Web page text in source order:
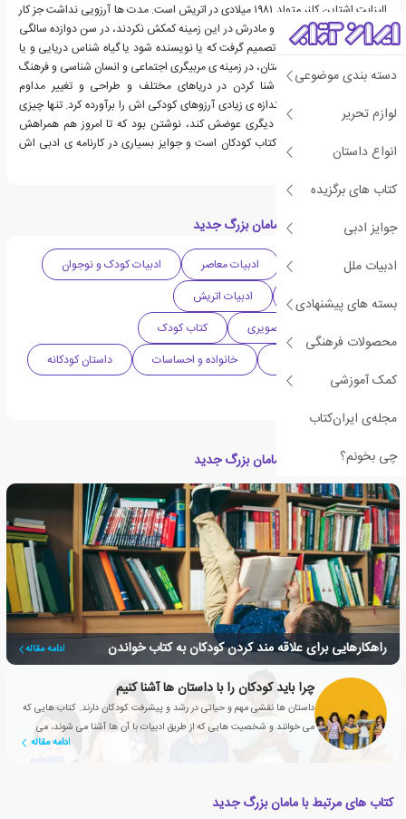
دسته بندی موضوعی
لوازم تحریر
انواع داستان
کتاب های برگزیده
جوایز ادبی
ادبیات ملل
بسته های پیشنهادی
محصولات فرهنگی
کمک آموزشی
مجله‌ی ایران‌کتاب
چی بخونم؟
الیزابت اشتاین کلنر متولد ۱۹۸۱ میلادی در اتریش است. مدت ها آرزویی نداشت جز کار
کردن در سیرک و چون پدر و مادرش در این زمینه کمکش نکردند، در سن دوازده سالگی
برنامه اش را عوض کرد و تصمیم گرفت که یا نویسنده شود یا گیاه شناس دریایی و یا
طراح ویترین!بعد از دبیرستان، در زمینه ی مربیگری اجتماعی و انسان شناسی و فرهنگ
آموزش دید. الیزابت با شنا کردن در دریاهای مختلف و طراحی و تغییر مداوم
دکوراسیون خانه اش، تا اندازه ی زیادی آرزوهای کودکی اش را برآورده کرد. تنها چیزی
که نتوانست با هیچ چیز دیگری عوضش کند، نوشتن بود که تا امروز هم همراهش
است.حالا او نویسنده ی کتاب کودکان است و جوایز بسیاری در کارنامه ی ادبی اش
دارد.
دسته بندی های کتاب مامان بزرگ جدید
ادبیات داستانی ادبیات معاصر
ادبیات کودک و نوجوان
دهه 2010 میلادی
ادبیات اتریش
داستان و قصه های تصویری
کتاب کودک
خانواده و احساسات
داستان کودکانه
آموزش کودکانه
مقالات مرتبط با کتاب مامان بزرگ جدید
راهکارهایی برای علاقه مند کردن کودکان به کتاب خواندن ادامه مقاله
چرا باید کودکان را با داستان ها آشنا کنیم
داستان ها نقشی مهم و حیاتی در رشد و پیشرفت کودکان دارند. کتاب هایی که
می خوانند و شخصیت هایی که از طریق ادبیات با آن ها آشنا می شوند، می
ادامه مقاله
کتاب های مرتبط با مامان بزرگ جدید